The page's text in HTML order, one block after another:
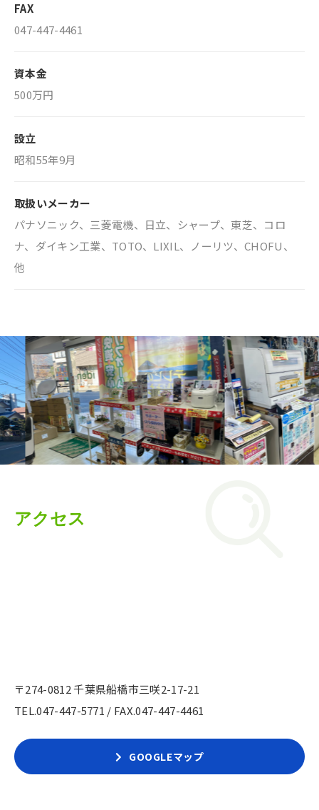
FAX
047-447-4461
資本金
500万円
設立
昭和55年9月
取扱いメーカー
パナソニック、三菱電機、日立、シャープ、東芝、コロ
ナ、ダイキン工業、TOTO、LIXIL、ノーリツ、CHOFU、
他
アクセス
〒274-0812 千葉県船橋市三咲2-17-21
TEL.047-447-5771 / FAX.047-447-4461
GOOGLEマップ